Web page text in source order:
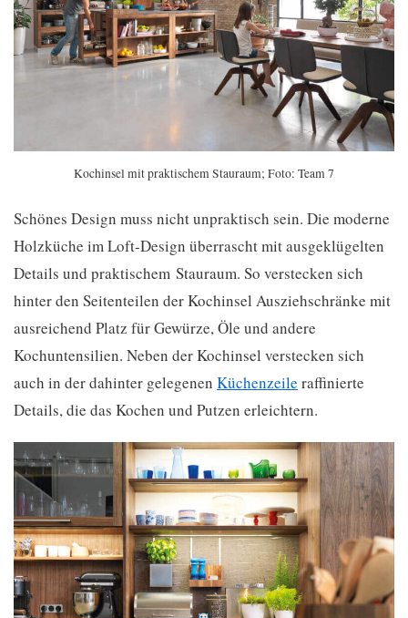
Kochinsel mit praktischem Stauraum; Foto: Team 7
Schönes Design muss nicht unpraktisch sein. Die moderne
Holzküche im Loft-Design überrascht mit ausgeklügelten
Details und praktischem Stauraum. So verstecken sich
hinter den Seitenteilen der Kochinsel Ausziehschränke mit
ausreichend Platz für Gewürze, Öle und andere
Kochuntensilien. Neben der Kochinsel verstecken sich
auch in der dahinter gelegenen Küchenzeile raffinierte
Details, die das Kochen und Putzen erleichtern.